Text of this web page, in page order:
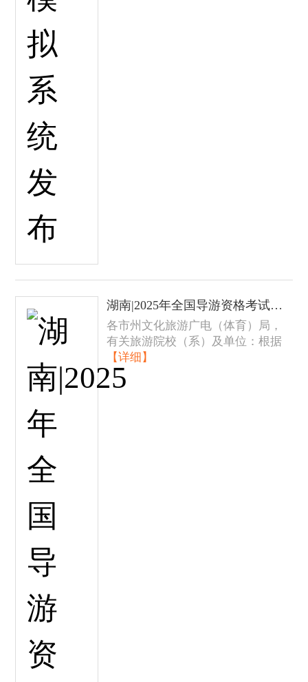
湖南|2025年全国导游资格考试报名通知
各市州文化旅游广电（体育）局，
有关旅游院校（系）及单位：根据
【详细】